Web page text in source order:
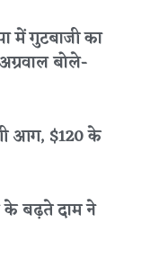
में गुटबाजी का
बोले-
आग, $120 के
बढ़ते दाम ने